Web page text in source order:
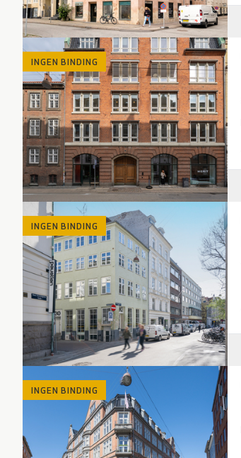
INGEN BINDING
INGEN BINDING
INGEN BINDING